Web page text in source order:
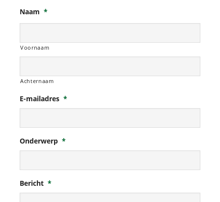
Naam *
Voornaam
Achternaam
E-mailadres *
Onderwerp *
Bericht *